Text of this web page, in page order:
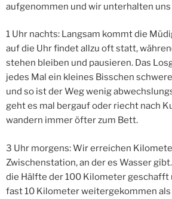
aufgenommen und wir unterhalten
1 Uhr nachts: Langsam kommt die
auf die Uhr findet allzu oft statt,
stehen bleiben und pausieren. Das
jedes Mal ein kleines Bisschen
und so ist der Weg wenig
geht es mal bergauf oder riecht nach
wandern immer öfter zum Bett.
3 Uhr morgens: Wir erreichen
Zwischenstation, an der es Wasser
die Hälfte der 100 Kilometer geschafft
fast 10 Kilometer weitergekommen als